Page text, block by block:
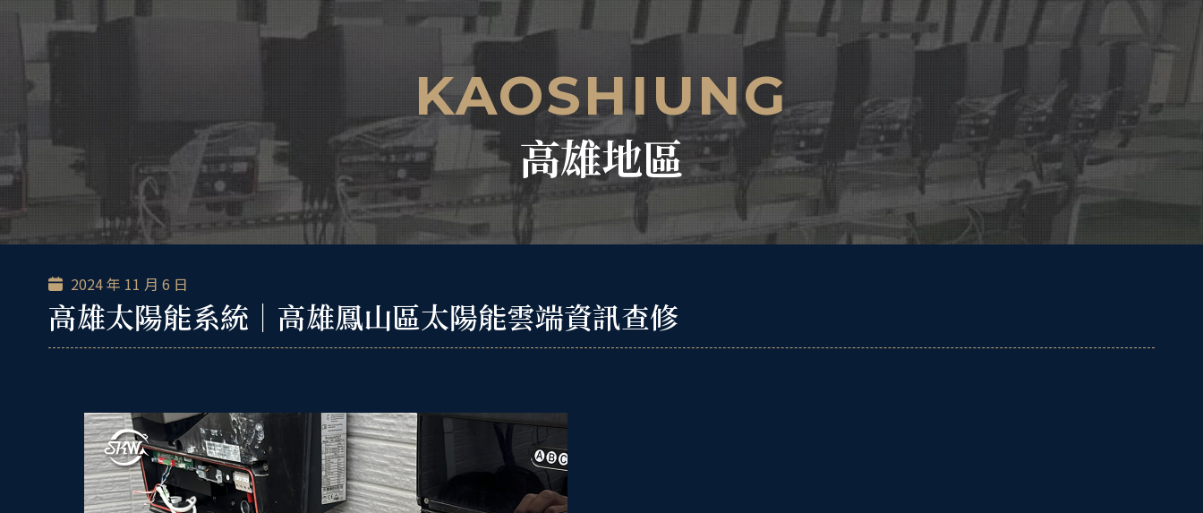
KAOSHIUNG
高雄地區
2024 年 11 月 6 日
高雄太陽能系統｜高雄鳳山區太陽能雲端資訊查修